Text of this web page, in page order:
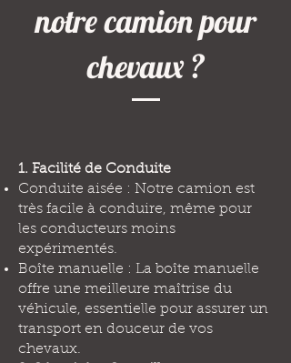
notre camion pour
chevaux ?
1. Facilité de Conduite
Conduite aisée : Notre camion est
très facile à conduire, même pour
les conducteurs moins
expérimentés.
Boîte manuelle : La boîte manuelle
offre une meilleure maîtrise du
véhicule, essentielle pour assurer un
transport en douceur de vos
chevaux.